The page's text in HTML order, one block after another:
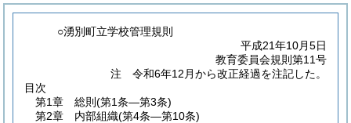
○湧別町立学校管理規則
平成21年10月5日
教育委員会規則第11号
注 令和6年12月から改正経過を注記した。
目次
第1章
総則 (第1条―第3条)
第2章
内部組織(第4条―第10条)